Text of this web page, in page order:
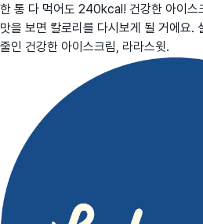
한 통 다 먹어도 240kcal! 건강한 아이스
맛을 보면 칼로리를 다시보게 될 거에요.
줄인 건강한 아이스크림, 라라스윗.